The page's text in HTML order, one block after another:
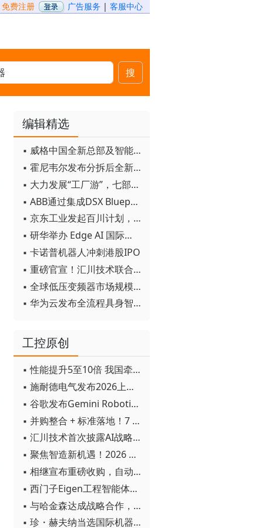
免费注册 广告服务 | 客服中心
搜
编辑精选
▪ 威格中国全新总部及智能工厂启用
▪ 霍尼韦尔发布分拆后全新品牌：霍尼韦尔科技与霍尼韦尔航空航天
▪ 大力发展“工厂游”，七部门联合发文！
▪ ABB通过集成DSX Blueprint AI基础设施，扩大与英伟达的合作
▪ 京东工业发起百川计划， 构建工业大模型新生态
▪ 研华举办 Edge AI 国际论坛
▪ 卡诺普机器人冲刺港股IPO
▪ 重磅官宣！汇川技术联合发起 D12 联盟，开创产教融合新范式
▪ 全球低压变频器市场规模2030年将超170亿美元
▪ 华为云发布全流程具身智能开发平台CloudRobo
工控原创
▪ 性能提升5至10倍 我国牵头制定的WiTSnet工业以太网国际标准正式发布
▪ 施耐德电气发布2026上半年可持续发展成绩单 "Impact 2030"路线图开局稳健
▪ 谷歌发布Gemini Robotics 2模型 实现人形机器人全身智能控制突破
▪ 并购整合 + 标准落地！7 月工业自动化产业动态速递
▪ 汇川技术首次披露AI战略进展：从两个方面推动“AI业务化”落地
▪ 聚焦智造新机遇！2026 青岛数字化及智能制造技术论坛圆满落幕
▪ 相继宣布重磅收购，自动化巨头新一轮并购潮剑指何方？
▪ 西门子Eigen工程智能体落地中国，工业AI跨越物理世界“确定性”拐点
▪ 与哈金森达成战略合作，乐聚机器人何以持续获得工业巨头青睐？
▪ 珍・赫夫纳当选国际机器人联合会新任主席